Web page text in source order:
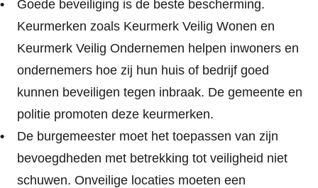
Goede beveiliging is de beste bescherming.
Keurmerken zoals Keurmerk Veilig Wonen en
Keurmerk Veilig Ondernemen helpen inwoners en
ondernemers hoe zij hun huis of bedrijf goed
kunnen beveiligen tegen inbraak. De gemeente en
politie promoten deze keurmerken.
De burgemeester moet het toepassen van zijn
bevoegdheden met betrekking tot veiligheid niet
schuwen. Onveilige locaties moeten een